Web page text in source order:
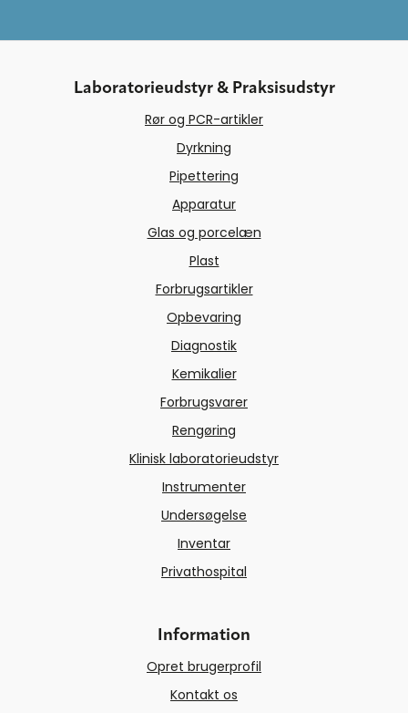
Laboratorieudstyr & Praksisudstyr
Rør og PCR-artikler
Dyrkning
Pipettering
Apparatur
Glas og porcelæn
Plast
Forbrugsartikler
Opbevaring
Diagnostik
Kemikalier
Forbrugsvarer
Rengøring
Klinisk laboratorieudstyr
Instrumenter
Undersøgelse
Inventar
Privathospital
Information
Opret brugerprofil
Kontakt os